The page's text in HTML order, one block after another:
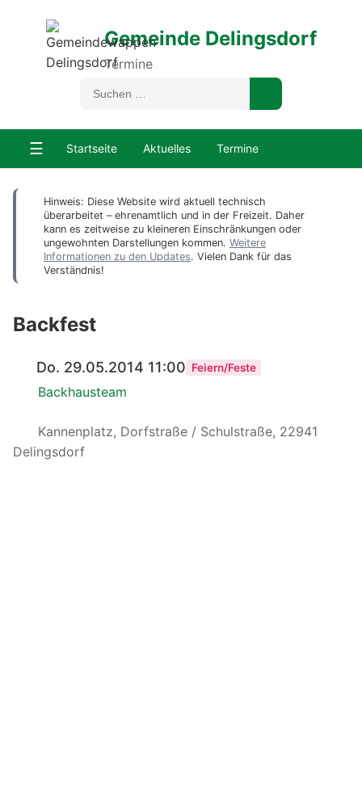
Gemeinde Delingsdorf
Termine
☰ Startseite Aktuelles Termine
Hinweis: Diese Website wird aktuell technisch
überarbeitet – ehrenamtlich und in der Freizeit. Daher
kann es zeitweise zu kleineren Einschränkungen oder
ungewohnten Darstellungen kommen. Weitere
Informationen zu den Updates. Vielen Dank für das
Verständnis!
Backfest
Do. 29.05.2014 11:00 Feiern/Feste
Backhausteam
Kannenplatz, Dorfstraße / Schulstraße, 22941
Delingsdorf